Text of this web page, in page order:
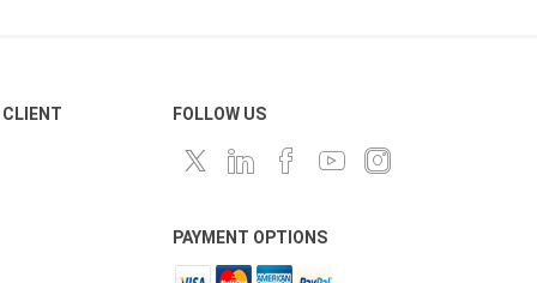
CLIENT FOLLOW US
PAYMENT OPTIONS